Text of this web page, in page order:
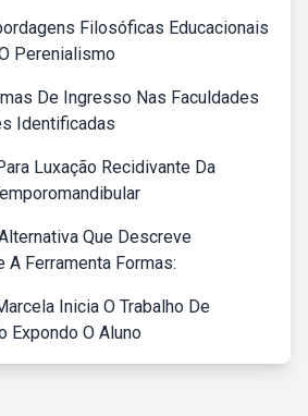
Filosóficas Educacionais
Perenialismo
De Ingresso Nas Faculdades
Identificadas
Luxação Recidivante Da
Que Descreve
A Ferramenta Formas:
Inicia O Trabalho De
Expondo O Aluno